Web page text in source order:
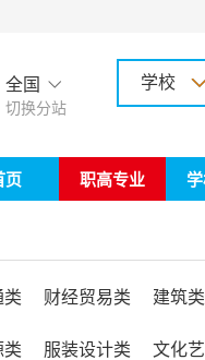
全国
切换分站
学校
页 职高专业
类 财经贸易类 建筑类
类 服装设计类 文化